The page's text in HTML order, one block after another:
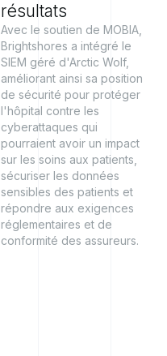
résultats
Avec le soutien de MOBIA,
Brightshores a intégré le
SIEM géré d'Arctic Wolf,
améliorant ainsi sa position
de sécurité pour protéger
l'hôpital contre les
cyberattaques qui
pourraient avoir un impact
sur les soins aux patients,
sécuriser les données
sensibles des patients et
répondre aux exigences
réglementaires et de
conformité des assureurs.